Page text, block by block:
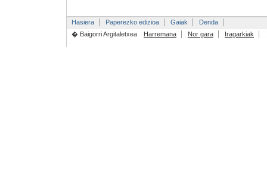
Hasiera Paperezko edizioa Gaiak
Denda
� Baigorri Argitaletxea
Harremana Nor gara Iragarkiak